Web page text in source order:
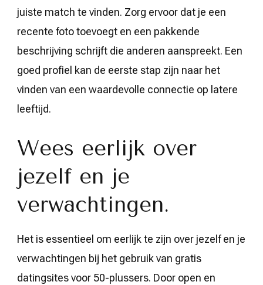
juiste match te vinden. Zorg ervoor dat je een
recente foto toevoegt en een pakkende
beschrijving schrijft die anderen aanspreekt. Een
goed profiel kan de eerste stap zijn naar het
vinden van een waardevolle connectie op latere
leeftijd.
Wees eerlijk over
jezelf en je
verwachtingen.
Het is essentieel om eerlijk te zijn over jezelf en je
verwachtingen bij het gebruik van gratis
datingsites voor 50-plussers. Door open en